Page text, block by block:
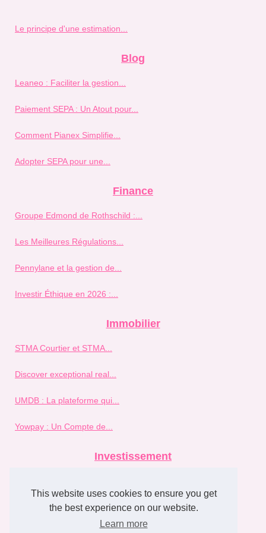
This website uses cookies to ensure you get
the best experience on our website.
Learn more
Le principe d'une estimation...
Blog
Leaneo : Faciliter la gestion...
Paiement SEPA : Un Atout pour...
Comment Pianex Simplifie...
Adopter SEPA pour une...
Finance
Groupe Edmond de Rothschild :...
Les Meilleures Régulations...
Pennylane et la gestion de...
Investir Éthique en 2026 :...
Immobilier
STMA Courtier et STMA...
Discover exceptional real...
UMDB : La plateforme qui...
Yowpay : Un Compte de...
Investissement
Investir dans l'immobilier en...